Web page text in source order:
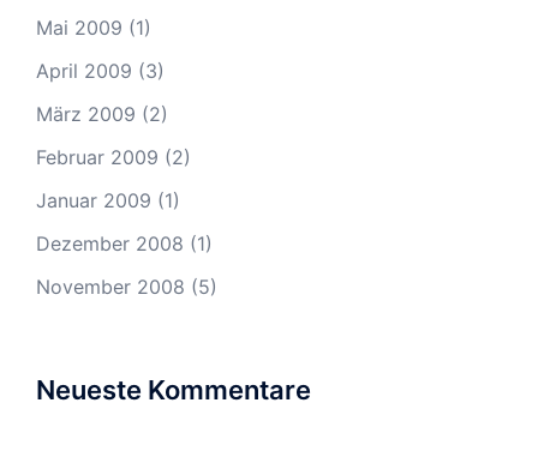
Mai 2009 (1)
April 2009 (3)
März 2009 (2)
Februar 2009 (2)
Januar 2009 (1)
Dezember 2008 (1)
November 2008 (5)
Neueste Kommentare